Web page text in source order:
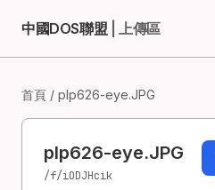
中國DOS聯盟 | 上傳區
首頁 / plp626-eye.JPG
plp626-eye.JPG
/f/iODJHcik